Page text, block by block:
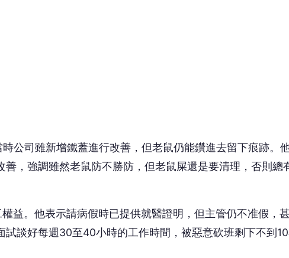
公司雖新增鐵蓋進行改善，但老鼠仍能鑽進去留下痕跡。
，強調雖然老鼠防不勝防，但老鼠屎還是要清理，否則總
益。他表示請病假時已提供就醫證明，但主管仍不准假，
試談好每週30至40小時的工作時間，被惡意砍班剩下不到